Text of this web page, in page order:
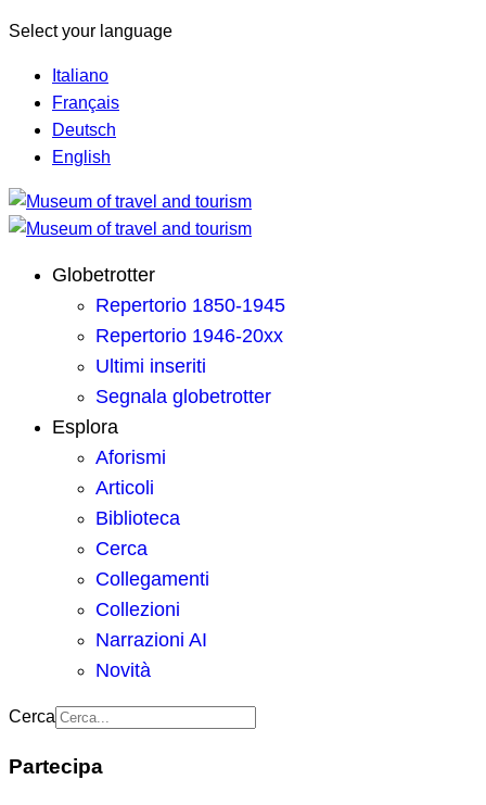
Select your language
Italiano
Français
Deutsch
English
Globetrotter
Repertorio 1850-1945
Repertorio 1946-20xx
Ultimi inseriti
Segnala globetrotter
Esplora
Aforismi
Articoli
Biblioteca
Cerca
Collegamenti
Collezioni
Narrazioni AI
Novità
Cerca
Partecipa